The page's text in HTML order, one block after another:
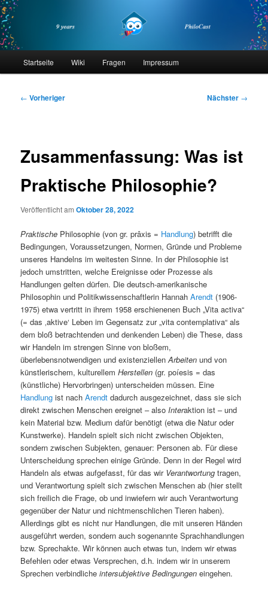
Zum
primären
Inhalt
springenphilocast
Startseite Wiki Fragen Impressum
Beitragsnavigation
← Vorheriger Nächster →
Zusammenfassung: Was ist
Praktische Philosophie?
Veröffentlicht amOktober 28, 2022
Praktische Philosophie (von gr. prâxis = Handlung) betrifft die
Bedingungen, Voraussetzungen, Normen, Gründe und Probleme
unseres Handelns im weitesten Sinne. In der Philosophie ist
jedoch umstritten, welche Ereignisse oder Prozesse als
Handlungen gelten dürfen. Die deutsch-amerikanische
Philosophin und Politikwissenschaftlerin HannahArendt (1906-
1975) etwa vertritt in ihrem 1958 erschienenen Buch „Vita activa“
(= das ‚aktive‘ Leben im Gegensatz zur „vita contemplativa“ als
dem bloß betrachtenden und denkenden Leben) die These, dass
wir Handeln im strengen Sinne von bloßem,
überlebensnotwendigen und existenziellenArbeiten und von
künstlerischem, kulturellemHerstellen (gr. poíesis = das
(künstliche) Hervorbringen) unterscheiden müssen. Eine
Handlung ist nachArendt dadurch ausgezeichnet, dass sie sich
direkt zwischen Menschen ereignet – alsoInteraktion ist – und
kein Material bzw. Medium dafür benötigt (etwa die Natur oder
Kunstwerke). Handeln spielt sich nicht zwischen Objekten,
sondern zwischen Subjekten, genauer: Personen ab. Für diese
Unterscheidung sprechen einige Gründe. Denn in der Regel wird
Handeln als etwas aufgefasst, für das wir Verantwortung tragen,
und Verantwortung spielt sich zwischen Menschen ab (hier stellt
sich freilich die Frage, ob und inwiefern wir auch Verantwortung
gegenüber der Natur und nichtmenschlichen Tieren haben).
Allerdings gibt es nicht nur Handlungen, die mit unseren Händen
ausgeführt werden, sondern auch sogenannte Sprachhandlungen
bzw. Sprechakte. Wir können auch etwas tun, indem wir etwas
Befehlen oder etwas Versprechen, d.h. indem wir in unserem
Sprechen verbindlicheintersubjektive Bedingungen eingehen.